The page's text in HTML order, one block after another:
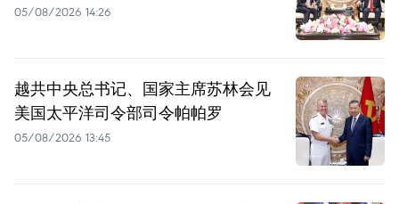
05/08/2026 14:26
越共中央总书记、国家主席苏林会见
美国太平洋司令部司令帕帕罗
05/08/2026 13:45